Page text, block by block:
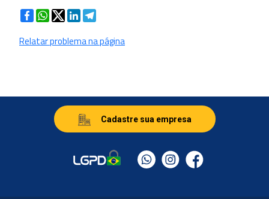
FacebookWhatsApp
TwitterLinkedIn
Relatar problema na página
Cadastre sua empresa